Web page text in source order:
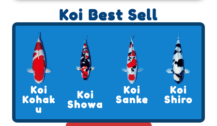
Koi Best Sell
Koi
Kohak
u
Koi
Showa
Koi
Sanke
Koi
Shiro